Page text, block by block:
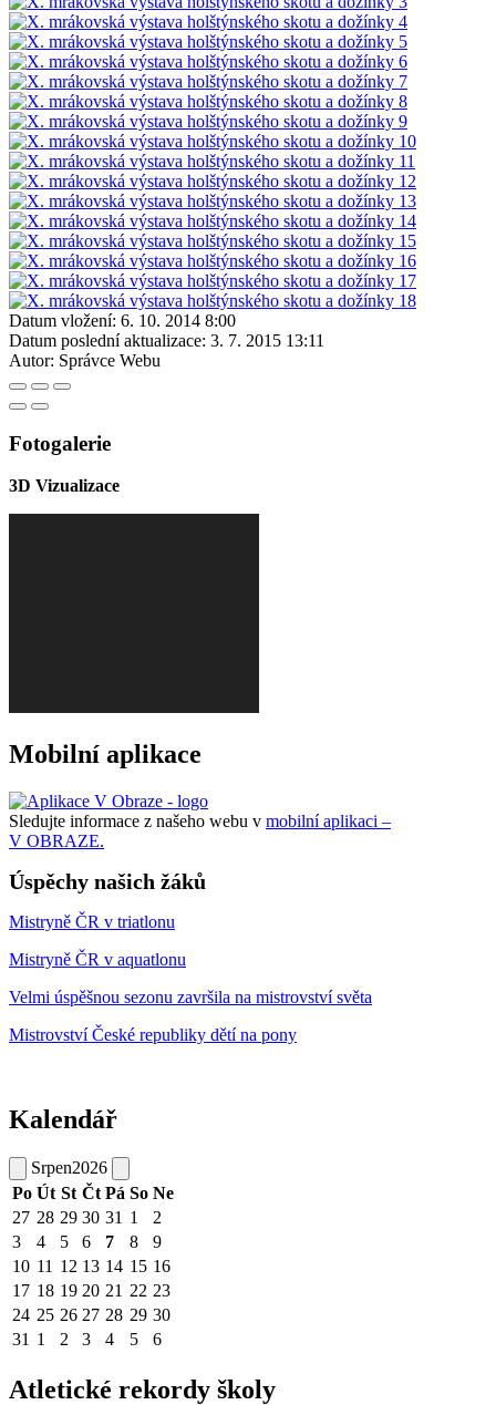
Datum vložení: 6. 10. 2014 8:00
Datum poslední aktualizace: 3. 7. 2015 13:11
Autor: Správce Webu
Fotogalerie
3D Vizualizace
Mobilní aplikace
Sledujte informace z našeho webu v mobilní aplikaci –
V OBRAZE.
Úspěchy našich žáků
Mistryně ČR v triatlonu
Mistryně ČR v aquatlonu
Velmi úspěšnou sezonu završila na mistrovství světa
Mistrovství České republiky dětí na pony
Kalendář
Srpen2026
Po Út St Čt Pá So Ne
27 28 29 30 31 1
2
3
4 5 6 7 8
9
10 11 12 13 14 15 16
17 18 19 20 21 22 23
24 25 26 27 28 29 30
31 1 2 3 4 5 6
Atletické rekordy školy